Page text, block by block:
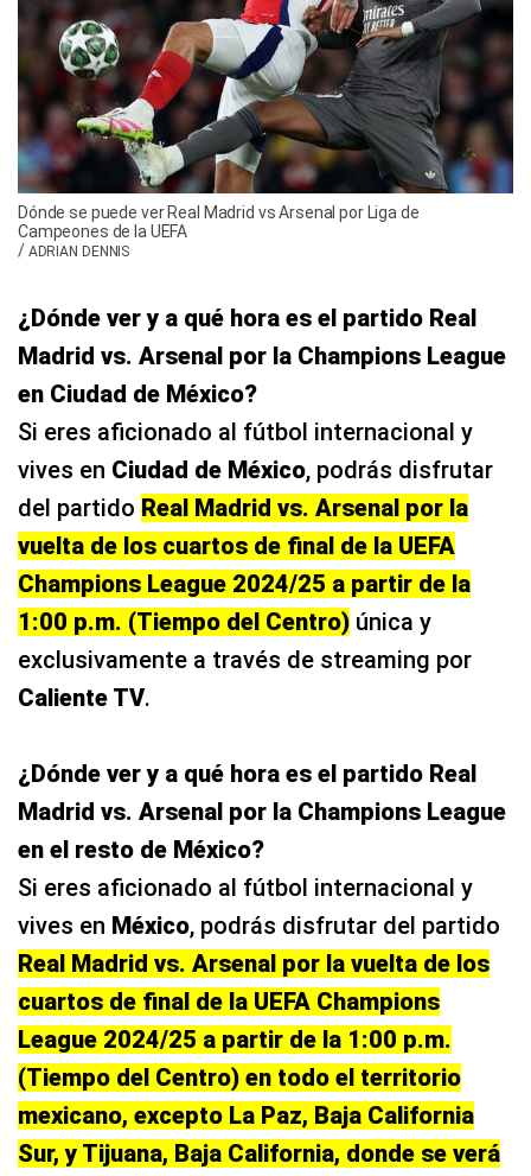
Dónde se puede ver Real Madrid vs Arsenal por Liga de
Campeones de la UEFA
/ ADRIAN DENNIS
¿Dónde ver y a qué hora es el partido Real
Madrid vs. Arsenal por la Champions League
en Ciudad de México?
Si eres aficionado al fútbol internacional y
vives en Ciudad de México, podrás disfrutar
del partido Real Madrid vs. Arsenal por la
vuelta de los cuartos de final de la UEFA
Champions League 2024/25 a partir de la
1:00 p.m. (Tiempo del Centro) única y
exclusivamente a través de streaming por
Caliente TV.
¿Dónde ver y a qué hora es el partido Real
Madrid vs. Arsenal por la Champions League
en el resto de México?
Si eres aficionado al fútbol internacional y
vives en México, podrás disfrutar del partido
Real Madrid vs. Arsenal por la vuelta de los
cuartos de final de la UEFA Champions
League 2024/25 a partir de la 1:00 p.m.
(Tiempo del Centro) en todo el territorio
mexicano, excepto La Paz, Baja California
Sur, y Tijuana, Baja California, donde se verá